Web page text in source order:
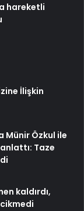
hareketli
İlişkin
Münir Özkul ile
Taze
kaldırdı,